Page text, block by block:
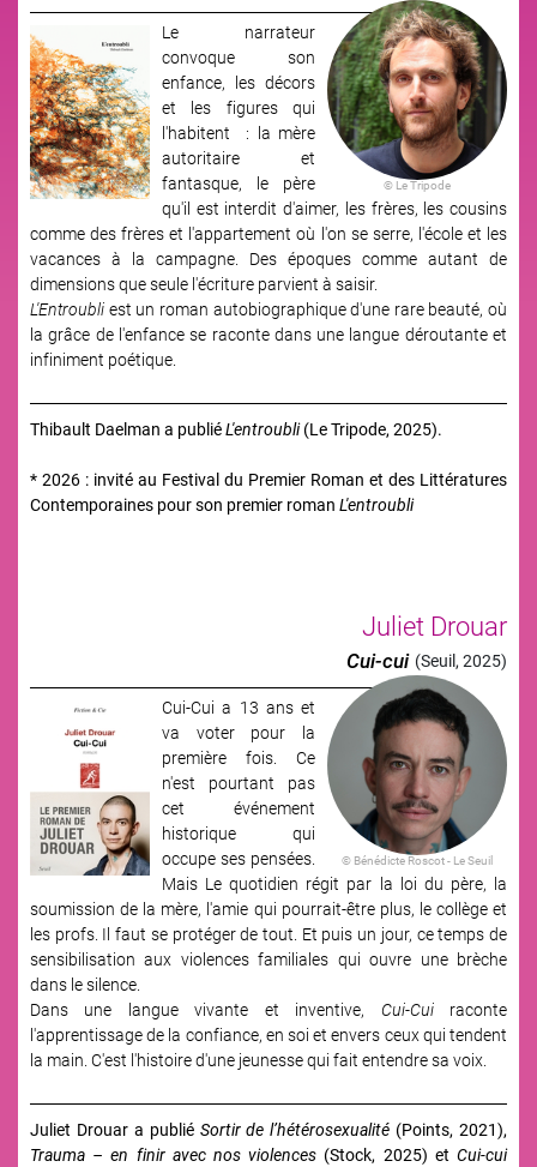
© Le Tripode
Image
Le narrateur
convoque son
enfance, les décors
et les figures qui
l'habitent : la mère
autoritaire et
fantasque, le père
qu'il est interdit d'aimer, les frères, les cousins
comme des frères et l'appartement où l'on se serre, l'école et les
vacances à la campagne. Des époques comme autant de
dimensions que seule l'écriture parvient à saisir.
L'Entroubli est un roman autobiographique d'une rare beauté, où
la grâce de l'enfance se raconte dans une langue déroutante et
infiniment poétique.
Thibault Daelman a publiéL'entroubli(Le Tripode, 2025).
* 2026 : invité au Festival du Premier Roman et des Littératures
Contemporaines pour son premier roman L'entroubli
Juliet Drouar
(Seuil, 2025)
Cui-cui
© Bénédicte Roscot - Le Seuil
Image
Cui-Cui a 13 ans et
va voter pour la
première fois. Ce
n'est pourtant pas
cet événement
historique qui
occupe ses pensées.
Mais Le quotidien régit par la loi du père, la
soumission de la mère, l'amie qui pourrait-être plus, le collège et
les profs. Il faut se protéger de tout. Et puis un jour, ce temps de
sensibilisation aux violences familiales qui ouvre une brèche
dans le silence.
Dans une langue vivante et inventive, Cui-Cuiraconte
l'apprentissage de la confiance, en soi et envers ceux qui tendent
la main. C'est l'histoire d'une jeunesse qui fait entendre sa voix.
Juliet Drouar a publié Sortir de l’hétérosexualité (Points, 2021),
Trauma – en finir avec nos violences (Stock, 2025) etCui-cui